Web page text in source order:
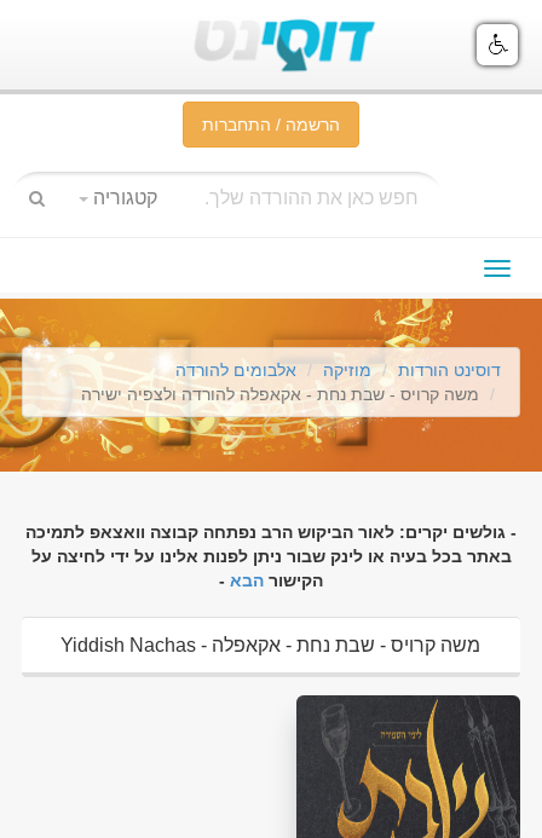
הרשמה / התחברות
קטגוריה
תפריט
ניווט
דוסינט הורדות מוזיקה
אלבומים להורדה
משה קרויס - שבת נחת - אקאפלה להורדה ולצפיה ישירה
- גולשים יקרים: לאור הביקוש הרב נפתחה קבוצה וואצאפ לתמיכה
באתר בכל בעיה או לינק שבור ניתן לפנות אלינו על ידי לחיצה על
הקישור הבא -
משה קרויס - שבת נחת - אקאפלה Yiddish Nachas -
Shabbos Nachas Toamehu להורדה ולצפיה ישירה